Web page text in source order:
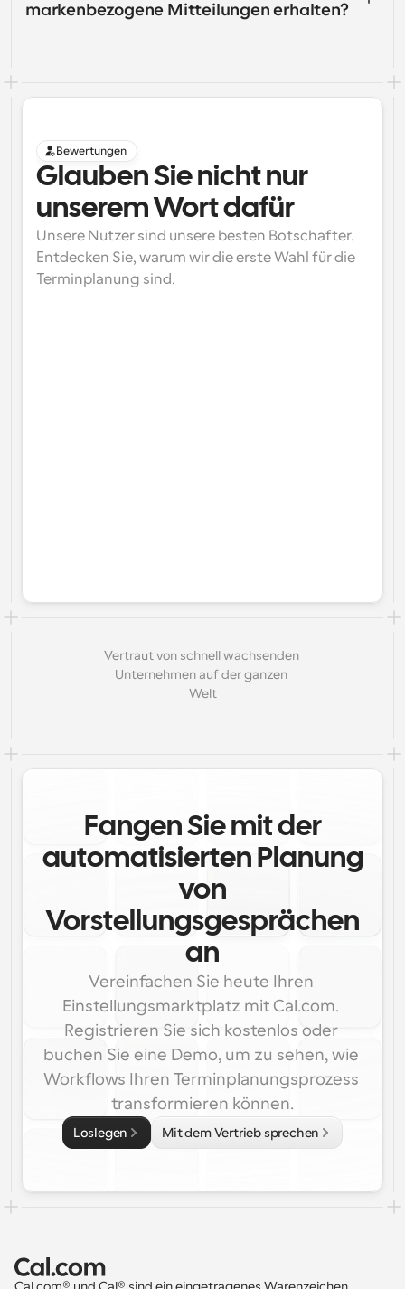
markenbezogene Mitteilungen erhalten?
Bewertungen
Glauben Sie nicht nur
unserem Wort dafür
Unsere Nutzer sind unsere besten Botschafter.
Entdecken Sie, warum wir die erste Wahl für die
Terminplanung sind.
Vertraut von schnell wachsenden
Unternehmen auf der ganzen
Welt
Fangen Sie mit der
automatisierten Planung
von
Vorstellungsgesprächen
an
Vereinfachen Sie heute Ihren
Einstellungsmarktplatz mit Cal.com.
Registrieren Sie sich kostenlos oder
buchen Sie eine Demo, um zu sehen, wie
Workflows Ihren Terminplanungsprozess
transformieren können.
Loslegen Mit dem Vertrieb sprechen